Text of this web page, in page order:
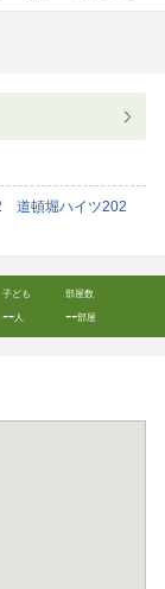
道頓堀ハイツ202
子ども
--人
部屋数
--部屋